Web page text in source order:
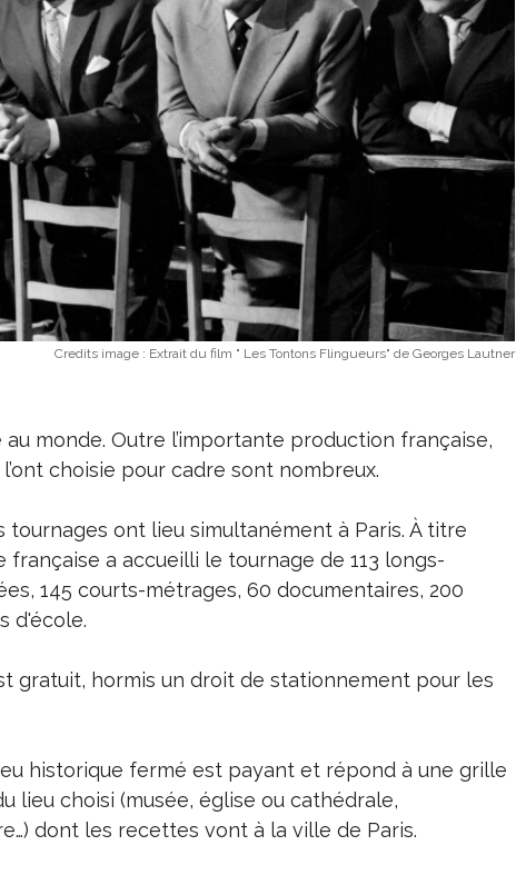
Credits image : Extrait du film " Les Tontons Flingueurs" de Georges Lautner
monde. Outre l’importante production française,
choisie pour cadre sont nombreux.
tournages ont lieu simultanément à Paris. À titre
française a accueilli le tournage de 113 longs-
145 courts-métrages, 60 documentaires, 200
d'école.
gratuit, hormis un droit de stationnement pour les
historique fermé est payant et répond à une grille
lieu choisi (musée, église ou cathédrale,
dont les recettes vont à la ville de Paris.